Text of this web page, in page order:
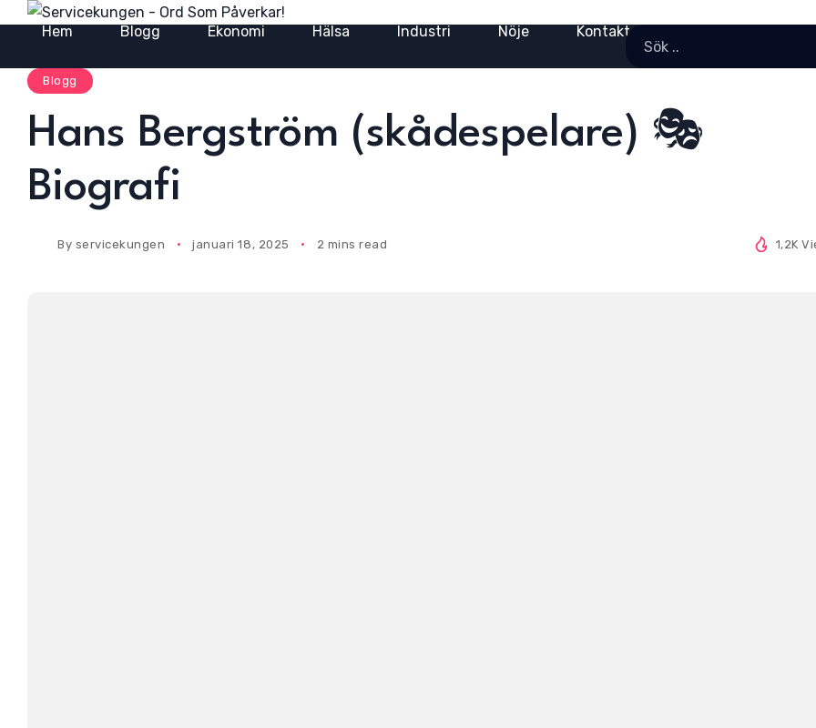
Hem Blogg Ekonomi Hälsa Industri Nöje Kontakt
Blogg
Hans Bergström (skådespelare) 🎭
Biografi
By servicekungen januari 18, 2025 2 mins read 1,2K